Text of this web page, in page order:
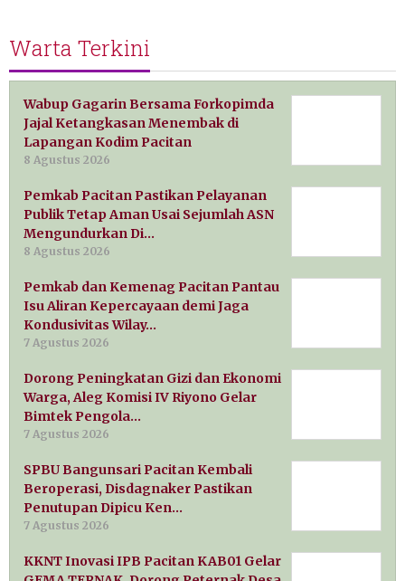
Warta Terkini
Wabup Gagarin Bersama Forkopimda
Jajal Ketangkasan Menembak di
Lapangan Kodim Pacitan
8 Agustus 2026
Pemkab Pacitan Pastikan Pelayanan
Publik Tetap Aman Usai Sejumlah ASN
Mengundurkan Di…
8 Agustus 2026
Pemkab dan Kemenag Pacitan Pantau
Isu Aliran Kepercayaan demi Jaga
Kondusivitas Wilay…
7 Agustus 2026
Dorong Peningkatan Gizi dan Ekonomi
Warga, Aleg Komisi IV Riyono Gelar
Bimtek Pengola…
7 Agustus 2026
SPBU Bangunsari Pacitan Kembali
Beroperasi, Disdagnaker Pastikan
Penutupan Dipicu Ken…
7 Agustus 2026
KKNT Inovasi IPB Pacitan KAB01 Gelar